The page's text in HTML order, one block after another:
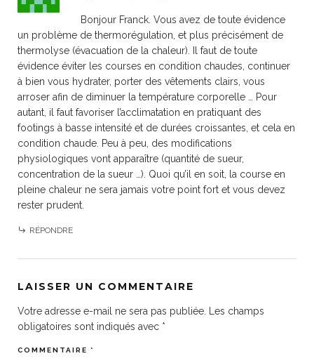
Bonjour Franck. Vous avez de toute évidence
un problème de thermorégulation, et plus précisément de
thermolyse (évacuation de la chaleur). Il faut de toute
évidence éviter les courses en condition chaudes, continuer
à bien vous hydrater, porter des vêtements clairs, vous
arroser afin de diminuer la température corporelle … Pour
autant, il faut favoriser l’acclimatation en pratiquant des
footings à basse intensité et de durées croissantes, et cela en
condition chaude. Peu à peu, des modifications
physiologiques vont apparaître (quantité de sueur,
concentration de la sueur …). Quoi qu’il en soit, la course en
pleine chaleur ne sera jamais votre point fort et vous devez
rester prudent.
RÉPONDRE
LAISSER UN COMMENTAIRE
Votre adresse e-mail ne sera pas publiée.
Les champs
obligatoires sont indiqués avec *
COMMENTAIRE *